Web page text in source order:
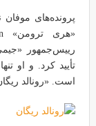
پرونده‌های
رییس‌جمهور
تأیید کرد. و او
است. «رونالد